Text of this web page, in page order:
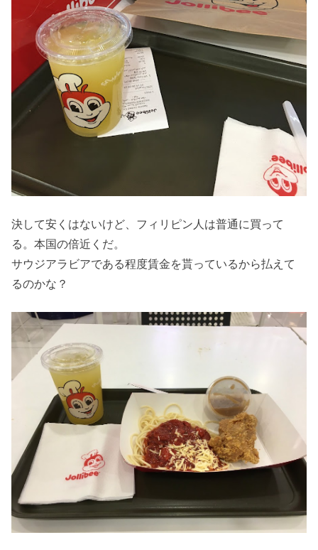
決して安くはないけど、フィリピン人は普通に買って
る。本国の倍近くだ。
サウジアラビアである程度賃金を貰っているから払えて
るのかな？